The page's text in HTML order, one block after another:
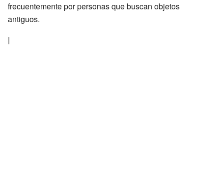
frecuentemente por personas que buscan objetos
antiguos.
|